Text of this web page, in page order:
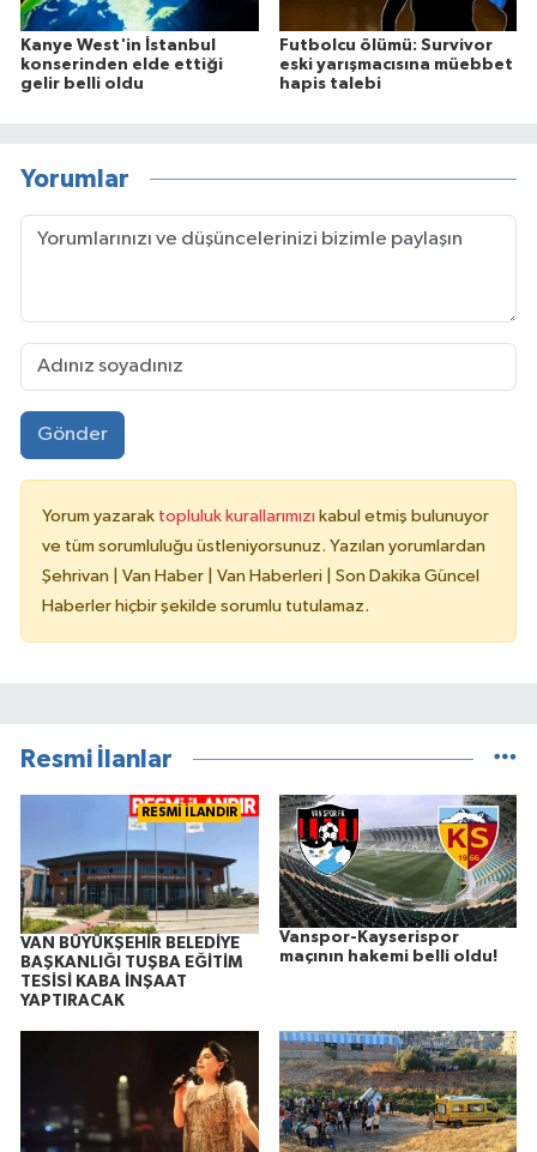
Kanye West'in İstanbul
konserinden elde ettiği
gelir belli oldu
Futbolcu ölümü: Survivor
eski yarışmacısına müebbet
hapis talebi
Yorumlar
Gönder
Yorum yazarak topluluk kurallarımızı kabul etmiş bulunuyor
ve tüm sorumluluğu üstleniyorsunuz. Yazılan yorumlardan
Şehrivan | Van Haber | Van Haberleri | Son Dakika Güncel
Haberler hiçbir şekilde sorumlu tutulamaz.
Resmi İlanlar
RESMİ İLANDIR
VAN BÜYÜKŞEHİR BELEDİYE
BAŞKANLIĞI TUŞBA EĞİTİM
TESİSİ KABA İNŞAAT
YAPTIRACAK
Vanspor-Kayserispor
maçının hakemi belli oldu!